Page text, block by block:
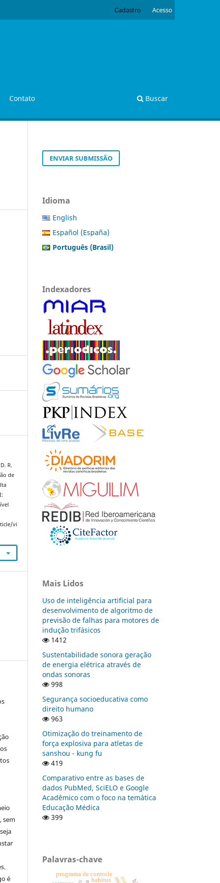
Contato Buscar
Cadastro Acesso
R.
de
vi
sem
é
ENVIAR SUBMISSÃO
Idioma
English
Español (España)
Português (Brasil)
Indexadores
Mais Lidos
Uso de inteligência artificial para
desenvolvimento de algoritmo de
previsão de falhas para motores de
indução trifásicos
1412
Sustentabilidade sonora geração
de energia elétrica através de
ondas sonoras
998
Segurança socioeducativa como
direito humano
963
Otimização do treinamento de
força explosiva para atletas de
sanshou - kung fu
419
Comparativo entre as bases de
dados PubMed, SciELO e Google
Acadêmico com o foco na temática
Educação Médica
399
Palavras-chave
programa de controle
habitus